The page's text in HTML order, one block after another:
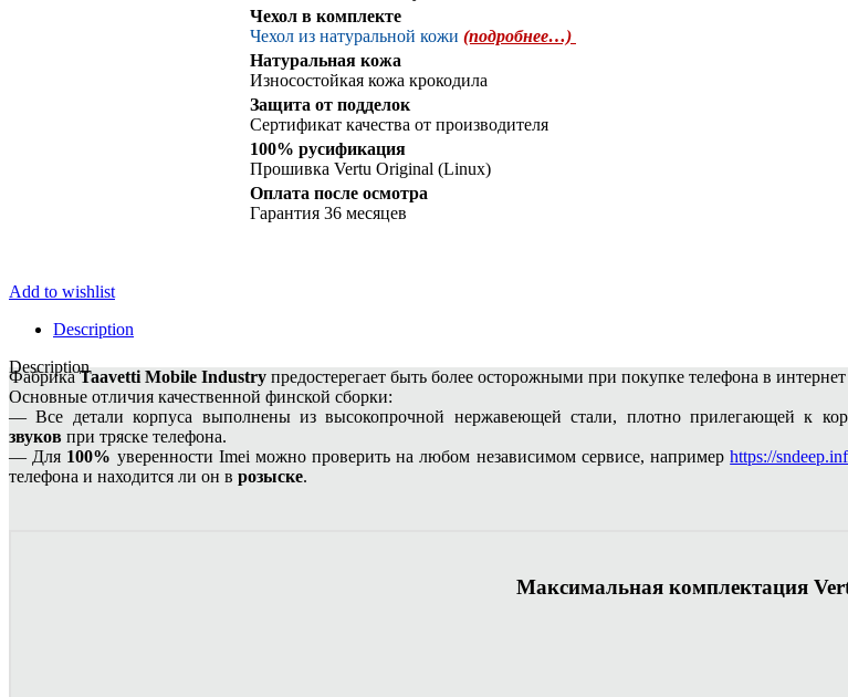
Чехол в комплекте
Чехол из натуральной кожи (подробнее…)
Натуральная кожа
Износостойкая кожа крокодила
Защита от подделок
Сертификат качества от производителя
100% русификация
Прошивка Vertu Original (Linux)
Оплата после осмотра
Гарантия 36 месяцев
Add to wishlist
Description
Description
ФабрикаTaavetti Mobile Industry предостерегает быть более осторожными при покупке телефона в
Основные отличия качественной финской сборки:
— Все детали корпуса выполнены из высокопрочной нержавеющей стали, плотно прилегающей к
звуков при тряске телефона.
— Для 100% уверенности Imei можно проверить на любом независимом сервисе, напримерhttps://
телефона и находится ли он в розыске.
Максимальная комплектация